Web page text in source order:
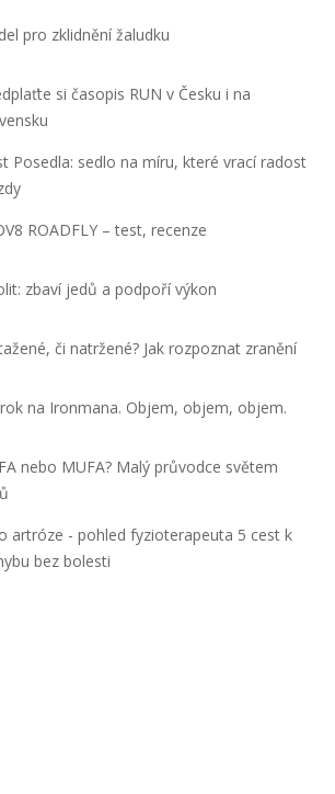
pro zklidnění žaludku
si časopis RUN v Česku i na
Posedla: sedlo na míru, které vrací radost
ROADFLY – test, recenze
zbaví jedů a podpoří výkon
či natržené? Jak rozpoznat zranění
na Ironmana. Objem, objem, objem.
nebo MUFA? Malý průvodce světem
artróze - pohled fyzioterapeuta 5 cest k
bez bolesti